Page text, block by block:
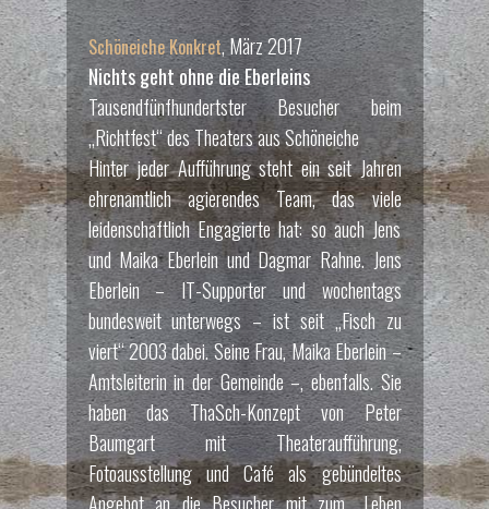
Schöneiche Konkret, März 2017
Nichts geht ohne die Eberleins
Tausendfünfhundertster Besucher beim
„Richtfest“ des Theaters aus Schöneiche
Hinter jeder Aufführung steht ein seit Jahren
ehrenamtlich agierendes Team, das viele
leidenschaftlich Engagierte hat: so auch Jens
und Maika Eberlein und Dagmar Rahne. Jens
Eberlein – IT-Supporter und wochentags
bundesweit unterwegs – ist seit „Fisch zu
viert“ 2003 dabei. Seine Frau, Maika Eberlein –
Amtsleiterin in der Gemeinde –, ebenfalls. Sie
haben das ThaSch-Konzept von Peter
Baumgart mit Theateraufführung,
Fotoausstellung und Café als gebündeltes
Angebot an die Besucher mit zum „Leben